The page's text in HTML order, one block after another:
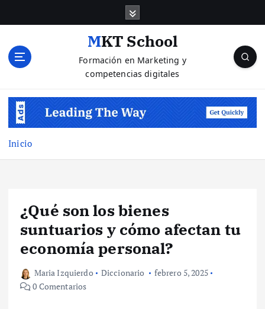
MKT School
Formación en Marketing y
competencias digitales
Inicio
¿Qué son los bienes
suntuarios y cómo afectan tu
economía personal?
Maria Izquierdo Diccionario
febrero 5, 2025
0 Comentarios